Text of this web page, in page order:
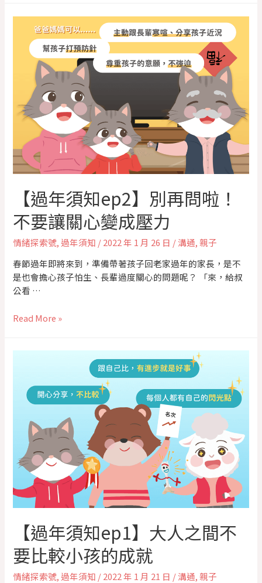
【過年須知ep2】別再問啦！
不要讓關心變成壓力
情緒探索號, 過年須知 /2022 年 1 月 26 日 /溝通,親子
春節過年即將來到，準備帶著孩子回老家過年的家長，是不
是也會擔心孩子怕生、長輩過度關心的問題呢？ 「來，給叔
公看 …
Read More »
【過年須知ep1】大人之間不
要比較小孩的成就
情緒探索號, 過年須知 /2022 年 1 月 21 日 /溝通,親子